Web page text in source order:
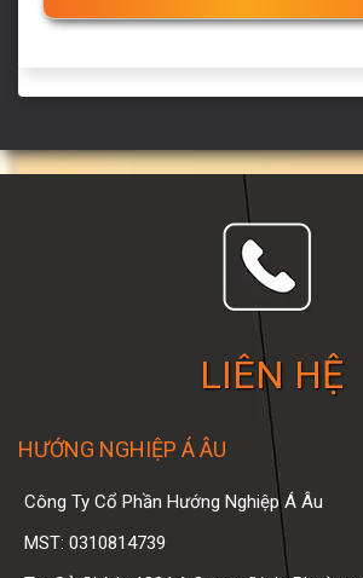
LIÊN HỆ
HƯỚNG NGHIỆP Á ÂU
Công Ty Cổ Phần Hướng Nghiệp Á Âu
MST: 0310814739